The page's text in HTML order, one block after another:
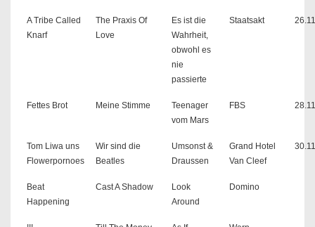
A Tribe Called
Knarf
The Praxis Of
Love
Es ist die
Wahrheit,
obwohl es
nie
passierte
Staatsakt
Fettes Brot Meine Stimme
Teenager
vom Mars
FBS
Tom Liwa uns
Flowerpornoes
Wir sind die
Beatles
Umsonst &
Draussen
Grand Hotel
Van Cleef
Beat
Happening
Cast A Shadow
Look
Around
Domino